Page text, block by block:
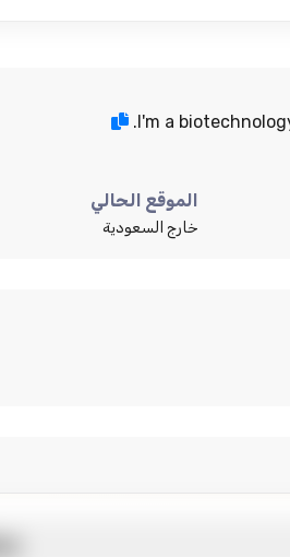
I'm a
الموقع الحالي
خارج السعودية